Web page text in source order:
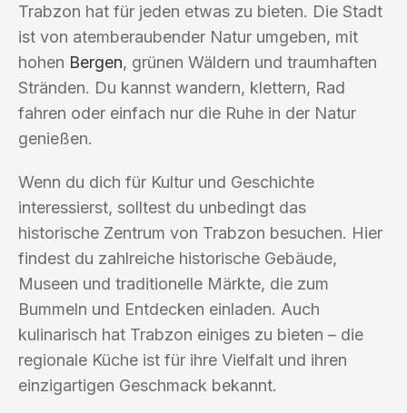
Trabzon hat für jeden etwas zu bieten. Die Stadt
ist von atemberaubender Natur umgeben, mit
hohen Bergen, grünen Wäldern und traumhaften
Stränden. Du kannst wandern, klettern, Rad
fahren oder einfach nur die Ruhe in der Natur
genießen.
Wenn du dich für Kultur und Geschichte
interessierst, solltest du unbedingt das
historische Zentrum von Trabzon besuchen. Hier
findest du zahlreiche historische Gebäude,
Museen und traditionelle Märkte, die zum
Bummeln und Entdecken einladen. Auch
kulinarisch hat Trabzon einiges zu bieten – die
regionale Küche ist für ihre Vielfalt und ihren
einzigartigen Geschmack bekannt.